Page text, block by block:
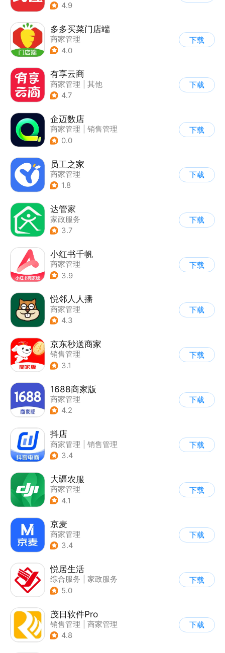
4.9
多多买菜门店端
商家管理
4.0
下载
有享云商
商家管理
其他
4.7
下载
企迈数店
商家管理
销售管理
0.0
下载
员工之家
商家管理
1.8
下载
达管家
家政服务
3.7
下载
小红书千帆
商家管理
3.9
下载
悦邻人人播
商家管理
4.3
下载
京东秒送商家
销售管理
3.1
下载
1688商家版
商家管理
4.2
下载
抖店
商家管理
销售管理
3.4
下载
大疆农服
商家管理
4.1
下载
京麦
商家管理
3.4
下载
悦居生活
综合服务
家政服务
5.0
下载
茂日软件Pro
销售管理
商家管理
4.8
下载